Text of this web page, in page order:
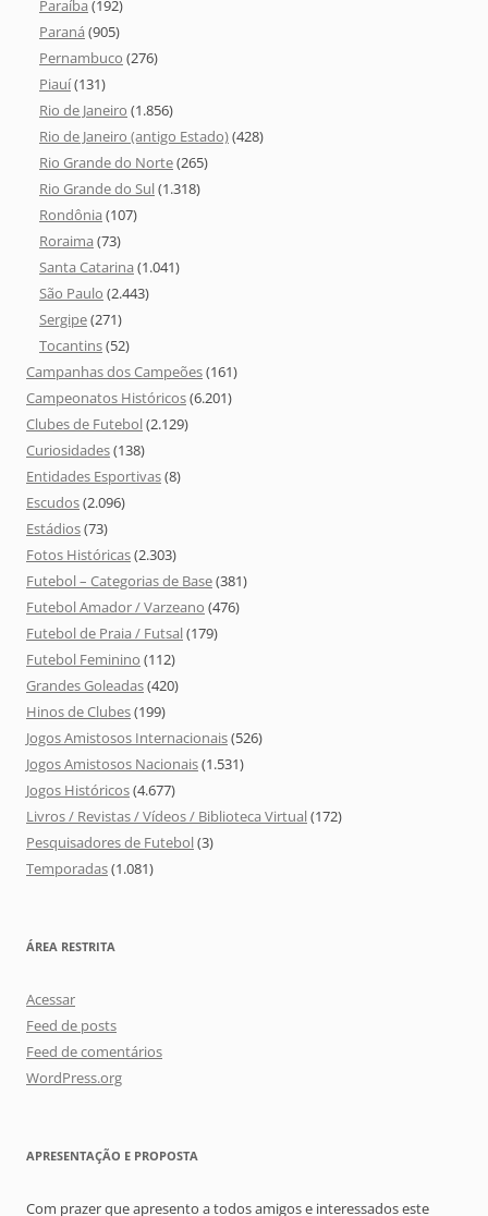
Paraíba (192)
Paraná (905)
Pernambuco (276)
Piauí(131)
Rio de Janeiro (1.856)
Rio de Janeiro (antigo Estado)(428)
Rio Grande do Norte(265)
Rio Grande do Sul(1.318)
Rondônia (107)
Roraima (73)
Santa Catarina (1.041)
São Paulo (2.443)
Sergipe(271)
Tocantins(52)
Campanhas dos Campeões(161)
Campeonatos Históricos(6.201)
Clubes de Futebol(2.129)
Curiosidades(138)
Entidades Esportivas(8)
Escudos(2.096)
Estádios(73)
Fotos Históricas(2.303)
Futebol – Categorias de Base(381)
Futebol Amador / Varzeano (476)
Futebol de Praia / Futsal(179)
Futebol Feminino (112)
Grandes Goleadas(420)
Hinos de Clubes(199)
Jogos Amistosos Internacionais(526)
Jogos Amistosos Nacionais(1.531)
Jogos Históricos(4.677)
Livros / Revistas / Vídeos / Biblioteca Virtual(172)
Pesquisadores de Futebol(3)
Temporadas(1.081)
ÁREA RESTRITA
Acessar
Feed de posts
Feed de comentários
WordPress.org
APRESENTAÇÃO E PROPOSTA
Com prazer que apresento a todos amigos e interessados este